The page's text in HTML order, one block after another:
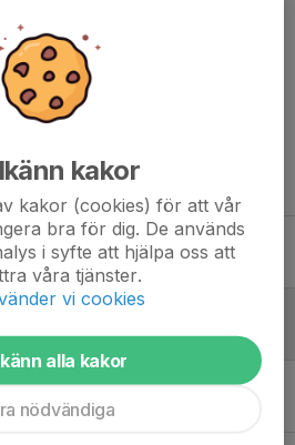
i MIBK 26/27
22 oktober
kakor
kakor (cookies) för att vår
bra för dig. De används
i syfte att hjälpa oss att
våra tjänster.
vi cookies
alla kakor
nödvändiga